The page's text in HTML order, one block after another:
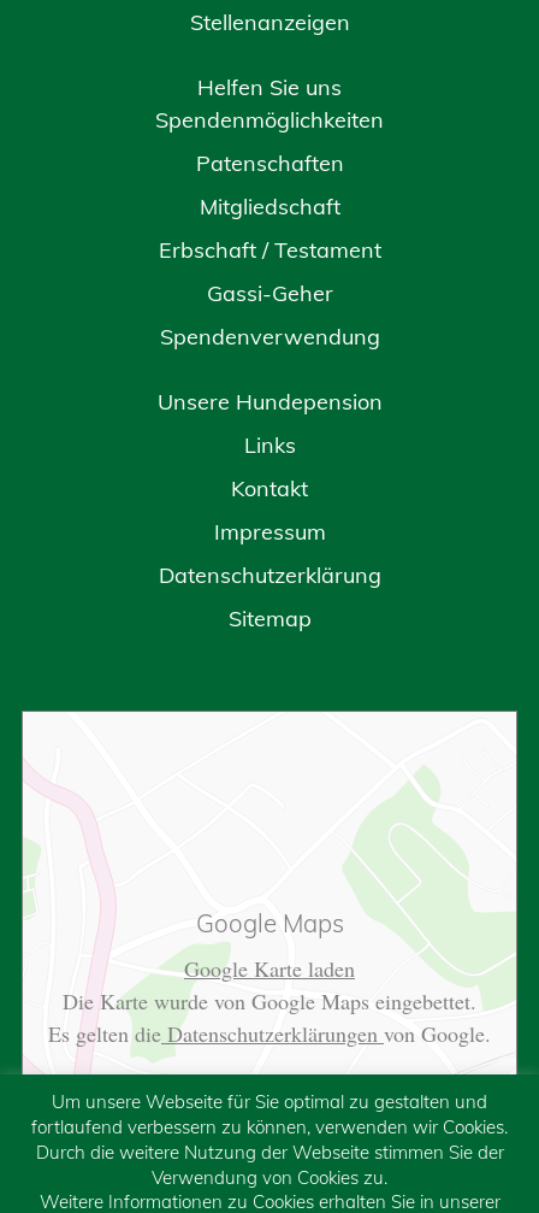
Stellenanzeigen
Helfen Sie uns
Spendenmöglichkeiten
Patenschaften
Mitgliedschaft
Erbschaft / Testament
Gassi-Geher
Spendenverwendung
Unsere Hundepension
Links
Kontakt
Impressum
Datenschutzerklärung
Sitemap
Google Maps
Google Karte laden
Die Karte wurde von Google Maps eingebettet.
Es gelten die Datenschutzerklärungen von Google.
Um unsere Webseite für Sie optimal zu gestalten und
fortlaufend verbessern zu können, verwenden wir Cookies.
Durch die weitere Nutzung der Webseite stimmen Sie der
Verwendung von Cookies zu.
Weitere Informationen zu Cookies erhalten Sie in unserer